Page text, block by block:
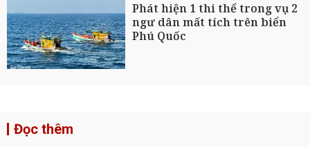
Phát hiện 1 thi thể trong vụ 2
ngư dân mất tích trên biển
Phú Quốc
Đọc thêm